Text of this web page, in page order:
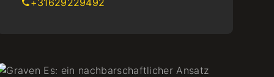
+31629229492